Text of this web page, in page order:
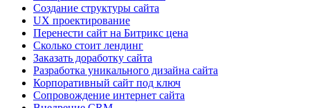
Создание структуры сайта
UX проектирование
Перенести сайт на Битрикс цена
Сколько стоит лендинг
Заказать доработку сайта
Разработка уникального дизайна сайта
Корпоративный сайт под ключ
Сопровождение интернет сайта